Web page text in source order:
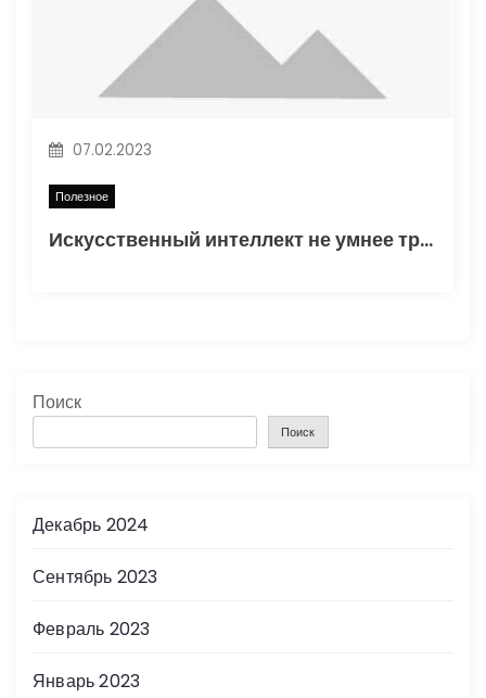
07.02.2023
Полезное
Искусственный интеллект не умнее трехлетнего ребенка
Поиск
Поиск
Декабрь 2024
Сентябрь 2023
Февраль 2023
Январь 2023